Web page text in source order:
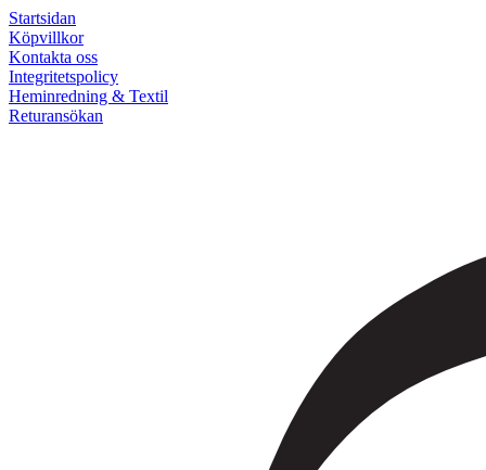
Startsidan
Köpvillkor
Kontakta oss
Integritetspolicy
Heminredning & Textil
Returansökan